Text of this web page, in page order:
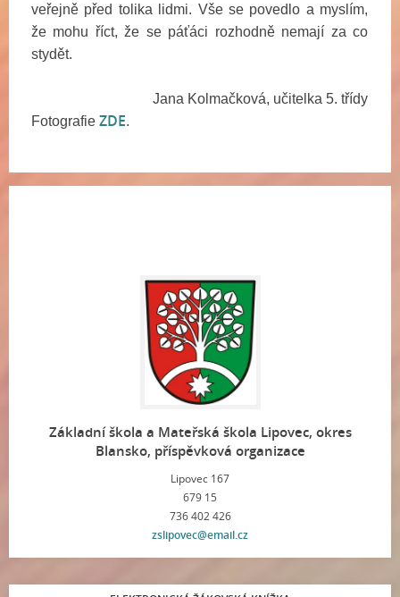
veřejně před tolika lidmi. Vše se povedlo a myslím,
že mohu říct, že se páťáci rozhodně nemají za co
stydět.
Jana Kolmačková, učitelka 5. třídy
Fotografie ZDE.
Základní škola a Mateřská škola Lipovec, okres
Blansko, příspěvková organizace
Lipovec 167
679 15
736 402 426
zslipovec@email.cz